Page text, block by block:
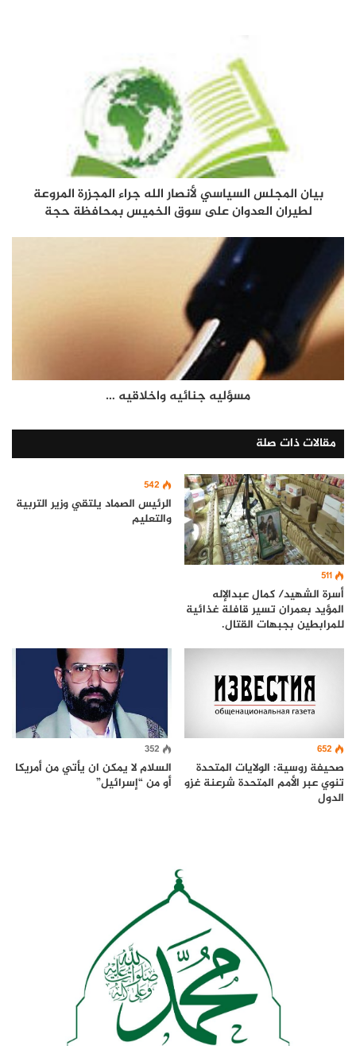
بيان المجلس السياسي لأنصار الله جراء المجزرة المروعة
لطيران العدوان على سوق الخميس بمحافظة حجة
مسؤليه جنائيه واخلاقيه …
مقالات ذات صلة
511
أسرة الشهيد/ كمال عبدالإله
المؤيد بعمران تسير قافلة غذائية
للمرابطين بجبهات القتال.
542
الرئيس الصماد يلتقي وزير التربية
والتعليم
652
صحيفة روسية: الولايات المتحدة
تنوي عبر الأمم المتحدة شرعنة غزو
الدول
352
السلام لا يمكن ان يأتي من أمريكا
أو من “إسرائيل”